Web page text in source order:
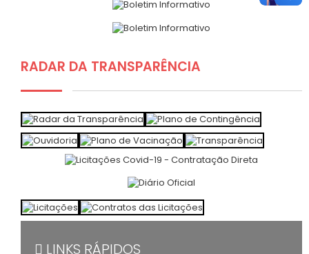
RADAR DA TRANSPARÊNCIA
LINKS RÁPIDOS